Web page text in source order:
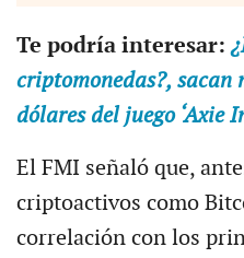
Te podría interesar:
criptomonedas?, sacan
dólares del juego ‘Axie
El FMI señaló que,
criptoactivos como
correlación con los